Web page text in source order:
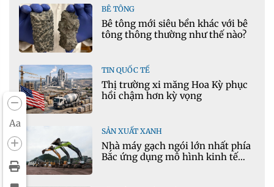
Aa
BÊ TÔNG
Bê tông mới siêu bền khác với bê
tông thông thường như thế nào?
TIN QUỐC TẾ
Thị trường xi măng Hoa Kỳ phục
hồi chậm hơn kỳ vọng
SẢN XUẤT XANH
Nhà máy gạch ngói lớn nhất phía
Bắc ứng dụng mô hình kinh tế